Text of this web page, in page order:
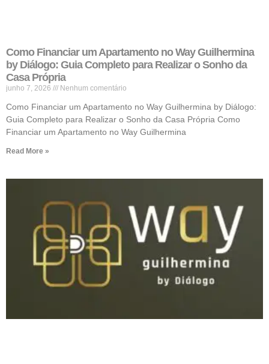
Como Financiar um Apartamento no Way Guilhermina
by Diálogo: Guia Completo para Realizar o Sonho da
Casa Própria
junho 7, 2026 Nenhum comentário
Como Financiar um Apartamento no Way Guilhermina by Diálogo:
Guia Completo para Realizar o Sonho da Casa Própria Como
Financiar um Apartamento no Way Guilhermina
Read More »